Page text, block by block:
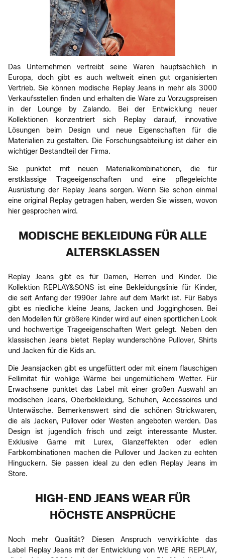
Das Unternehmen vertreibt seine Waren hauptsächlich in
Europa, doch gibt es auch weltweit einen gut organisierten
Vertrieb. Sie können modische Replay Jeans in mehr als 3000
Verkaufsstellen finden und erhalten die Ware zu Vorzugspreisen
in der Lounge by Zalando. Bei der Entwicklung neuer
Kollektionen konzentriert sich Replay darauf, innovative
Lösungen beim Design und neue Eigenschaften für die
Materialien zu gestalten. Die Forschungsabteilung ist daher ein
wichtiger Bestandteil der Firma.
Sie punktet mit neuen Materialkombinationen, die für
erstklassige Trageeigenschaften und eine pflegeleichte
Ausrüstung der Replay Jeans sorgen. Wenn Sie schon einmal
eine original Replay getragen haben, werden Sie wissen, wovon
hier gesprochen wird.
MODISCHE BEKLEIDUNG FÜR ALLE
ALTERSKLASSEN
Replay Jeans gibt es für Damen, Herren und Kinder. Die
Kollektion REPLAY&SONS ist eine Bekleidungslinie für Kinder,
die seit Anfang der 1990er Jahre auf dem Markt ist. Für Babys
gibt es niedliche kleine Jeans, Jacken und Jogginghosen. Bei
den Modellen für größere Kinder wird auf einen sportlichen Look
und hochwertige Trageeigenschaften Wert gelegt. Neben den
klassischen Jeans bietet Replay wunderschöne Pullover, Shirts
und Jacken für die Kids an.
Die Jeansjacken gibt es ungefüttert oder mit einem flauschigen
Fellimitat für wohlige Wärme bei ungemütlichem Wetter. Für
Erwachsene punktet das Label mit einer großen Auswahl an
modischen Jeans, Oberbekleidung, Schuhen, Accessoires und
Unterwäsche. Bemerkenswert sind die schönen Strickwaren,
die als Jacken, Pullover oder Westen angeboten werden. Das
Design ist jugendlich frisch und zeigt interessante Muster.
Exklusive Garne mit Lurex, Glanzeffekten oder edlen
Farbkombinationen machen die Pullover und Jacken zu echten
Hinguckern. Sie passen ideal zu den edlen Replay Jeans im
Store.
HIGH-END JEANS WEAR FÜR
HÖCHSTE ANSPRÜCHE
Noch mehr Qualität? Diesen Anspruch verwirklichte das
Label Replay Jeans mit der Entwicklung von WE ARE REPLAY,